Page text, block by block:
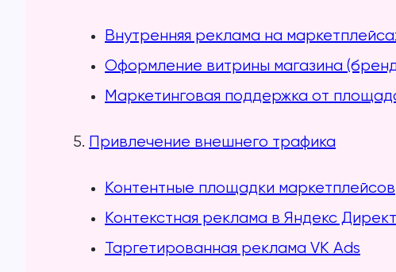
Внутренняя реклама на
Оформление витрины магазина
Маркетинговая поддержка от
5. Привлечение внешнего трафика
Контентные площадки маркетплейсов
Контекстная реклама в Яндекс Директ
Таргетированная реклама VK Ads